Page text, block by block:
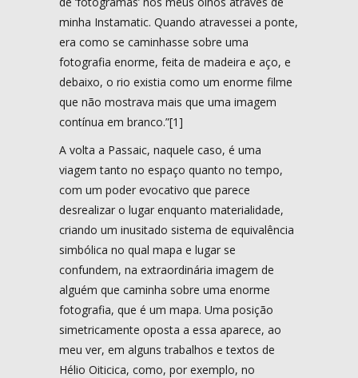
minha Instamatic. Quando atravessei a ponte,
era como se caminhasse sobre uma
fotografia enorme, feita de madeira e aço, e
debaixo, o rio existia como um enorme filme
que não mostrava mais que uma imagem
contínua em branco.”[1]
A volta a Passaic, naquele caso, é uma
viagem tanto no espaço quanto no tempo,
com um poder evocativo que parece
desrealizar o lugar enquanto materialidade,
criando um inusitado sistema de equivalência
simbólica no qual mapa e lugar se
confundem, na extraordinária imagem de
alguém que caminha sobre uma enorme
fotografia, que é um mapa. Uma posição
simetricamente oposta a essa aparece, ao
meu ver, em alguns trabalhos e textos de
Hélio Oiticica, como, por exemplo, no